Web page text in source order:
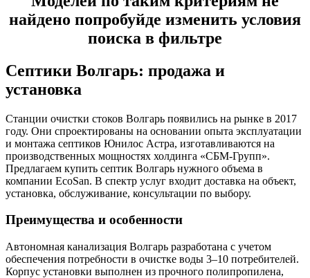
найдено попробуйде изменить условия
поиска в фильтре
Септики Волгарь: продажа и
установка
Станции очистки стоков Волгарь появились на рынке в 2017
году. Они спроектированы на основании опыта эксплуатации
и монтажа септиков Юнилос Астра, изготавливаются на
производственных мощностях холдинга «СБМ-Групп».
Предлагаем купить септик Волгарь нужного объема в
компании EcoSan. В спектр услуг входит доставка на объект,
установка, обслуживание, консультации по выбору.
Преимущества и особенности
Автономная канализация Волгарь разработана с учетом
обеспечения потребности в очистке воды 3–10 потребителей.
Корпус установки выполнен из прочного полипропилена,